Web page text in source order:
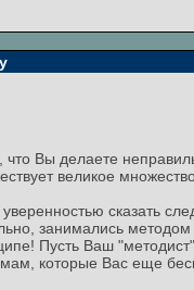
что Вы делаете
великое
уверенностью сказать
занимались методом
Пусть Ваш "методист"
которые Вас еще